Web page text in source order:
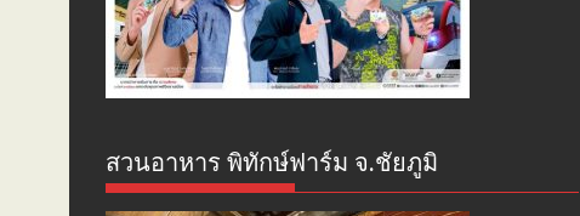
สวนอาหาร พิทักษ์ฟาร์ม จ.ชัยภูมิ